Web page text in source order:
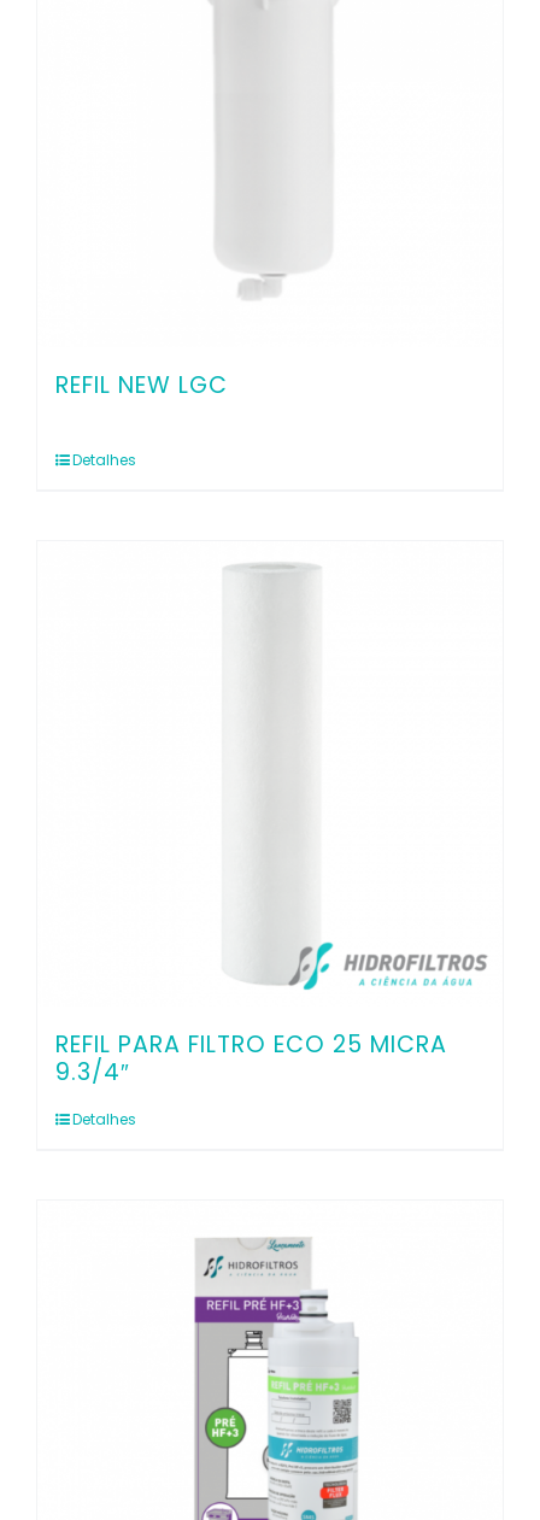
REFIL NEW LGC
Detalhes
REFIL PARA FILTRO ECO 25 MICRA
9.3/4″
Detalhes